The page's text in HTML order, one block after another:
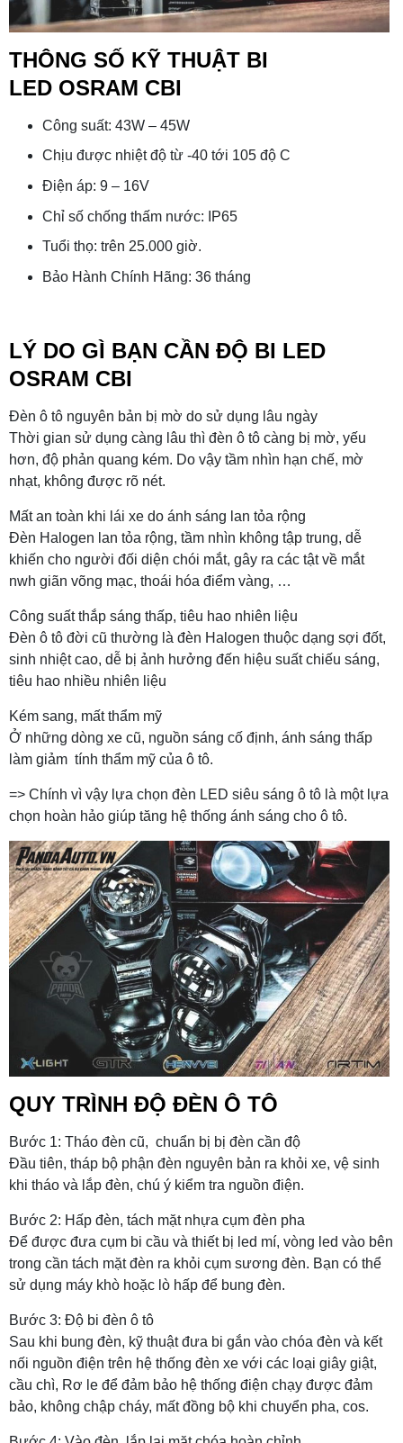
THÔNG SỐ KỸ THUẬT BI
LED OSRAM CBI
Công suất: 43W – 45W
Chịu được nhiệt độ từ -40 tới 105 độ C
Điện áp: 9 – 16V
Chỉ số chống thấm nước: IP65
Tuổi thọ: trên 25.000 giờ.
Bảo Hành Chính Hãng: 36 tháng
LÝ DO GÌ BẠN CẦN ĐỘ BI LED
OSRAM CBI
Đèn ô tô nguyên bản bị mờ do sử dụng lâu ngày
Thời gian sử dụng càng lâu thì đèn ô tô càng bị mờ, yếu
hơn, độ phản quang kém. Do vậy tầm nhìn hạn chế, mờ
nhạt, không được rõ nét.
Mất an toàn khi lái xe do ánh sáng lan tỏa rộng
Đèn Halogen lan tỏa rộng, tầm nhìn không tập trung, dễ
khiến cho người đối diện chói mắt, gây ra các tật về mắt
nwh giãn võng mạc, thoái hóa điểm vàng, …
Công suất thắp sáng thấp, tiêu hao nhiên liệu
Đèn ô tô đời cũ thường là đèn Halogen thuộc dạng sợi đốt,
sinh nhiệt cao, dễ bị ảnh hưởng đến hiệu suất chiếu sáng,
tiêu hao nhiều nhiên liệu
Kém sang, mất thẩm mỹ
Ở những dòng xe cũ, nguồn sáng cố định, ánh sáng thấp
làm giảm tính thẩm mỹ của ô tô.
=> Chính vì vậy lựa chọn đèn LED siêu sáng ô tô là một lựa
chọn hoàn hảo giúp tăng hệ thống ánh sáng cho ô tô.
QUY TRÌNH ĐỘ ĐÈN Ô TÔ
Bước 1: Tháo đèn cũ, chuẩn bị bị đèn cần độ
Đầu tiên, tháp bộ phận đèn nguyên bản ra khỏi xe, vệ sinh
khi tháo và lắp đèn, chú ý kiểm tra nguồn điện.
Bước 2: Hấp đèn, tách mặt nhựa cụm đèn pha
Để được đưa cụm bi cầu và thiết bị led mí, vòng led vào bên
trong cần tách mặt đèn ra khỏi cụm sương đèn. Bạn có thể
sử dụng máy khò hoặc lò hấp để bung đèn.
Bước 3: Độ bi đèn ô tô
Sau khi bung đèn, kỹ thuật đưa bi gắn vào chóa đèn và kết
nối nguồn điện trên hệ thống đèn xe với các loại giây giật,
cầu chì, Rơ le để đảm bảo hệ thống điện chạy được đảm
bảo, không chập cháy, mất đồng bộ khi chuyển pha, cos.